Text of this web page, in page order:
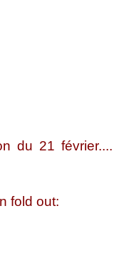
du 21 février....
fold out: